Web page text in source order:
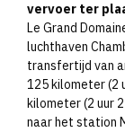
vervoer ter
Le Grand
luchthaven
transfertijd van
125 kilometer (2
kilometer (2 uur
naar het station